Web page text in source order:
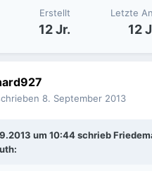
Erstellt
12 Jr.
Letzte
12
8. September 2013
um 10:44 schrieb